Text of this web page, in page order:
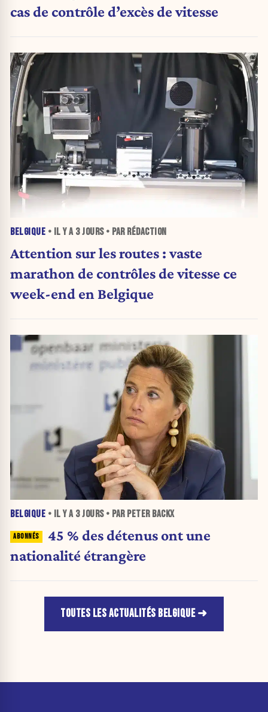
cas de contrôle d’excès de vitesse
BELGIQUE • IL Y A 3 JOURS• PAR RÉDACTION
Attention sur les routes : vaste
marathon de contrôles de vitesse ce
week-end en Belgique
BELGIQUE • IL Y A 3 JOURS• PAR PETER BACKX
45 % des détenus ont une
nationalité étrangère
TOUTES LES ACTUALITÉS BELGIQUE